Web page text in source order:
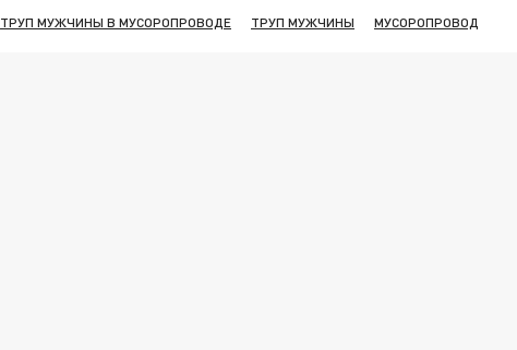
ТРУП МУЖЧИНЫ В МУСОРОПРОВОДЕ ТРУП МУЖЧИНЫ МУСОРОПРОВОД